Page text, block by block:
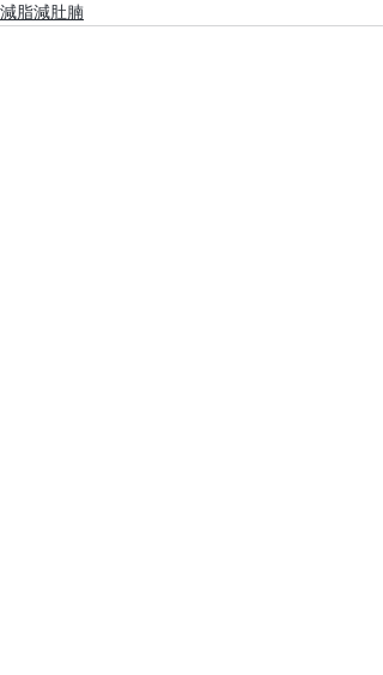
減脂減肚腩